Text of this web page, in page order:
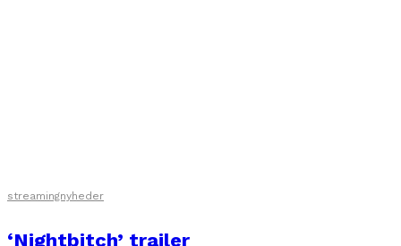
streamingnyheder
‘Nightbitch’ trailer